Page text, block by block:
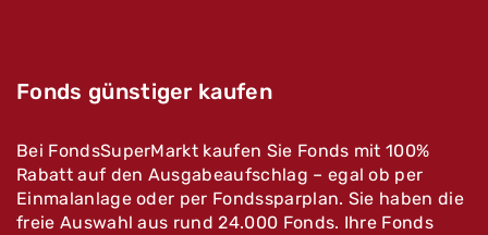
Fonds günstiger kaufen
Bei FondsSuperMarkt kaufen Sie Fonds mit 100%
Rabatt auf den Ausgabeaufschlag – egal ob per
Einmalanlage oder per Fondssparplan. Sie haben die
freie Auswahl aus rund 24.000 Fonds. Ihre Fonds